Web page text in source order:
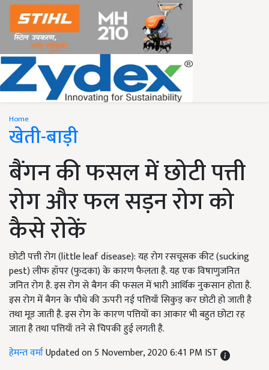
Home
खेती-बाड़ी
बैंगन की फसल में छोटी पत्ती
रोग और फल सड़न रोग को
कैसे रोकें
छोटी पत्ती रोग (little leaf disease): यह रोग रसचूसक कीट (sucking
pest) लीफ हॉपर (फुदका) के कारण फैलता है. यह एक विषाणुजनित
जनित रोग है. इस रोग से बैगन की फसल में भारी आर्थिक नुकसान होता है.
इस रोग में बैगन के पौधे की ऊपरी नई पत्तियाँ सिकुड़ कर छोटी हो जाती है
तथा मूड जाती है. इस रोग के कारण पत्तियों का आकार भी बहुत छोटा रह
जाता है तथा पत्तियाँ तने से चिपकी हुई लगती है.
हेमन्त वर्माUpdated on 5 November, 2020 6:41 PM IST